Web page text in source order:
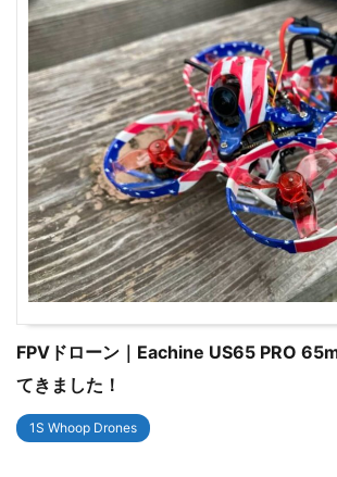
FPVドローン｜Eachine US65 PRO
てきました！
1S Whoop Drones